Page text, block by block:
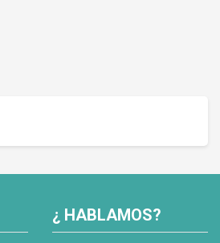
¿ HABLAMOS?